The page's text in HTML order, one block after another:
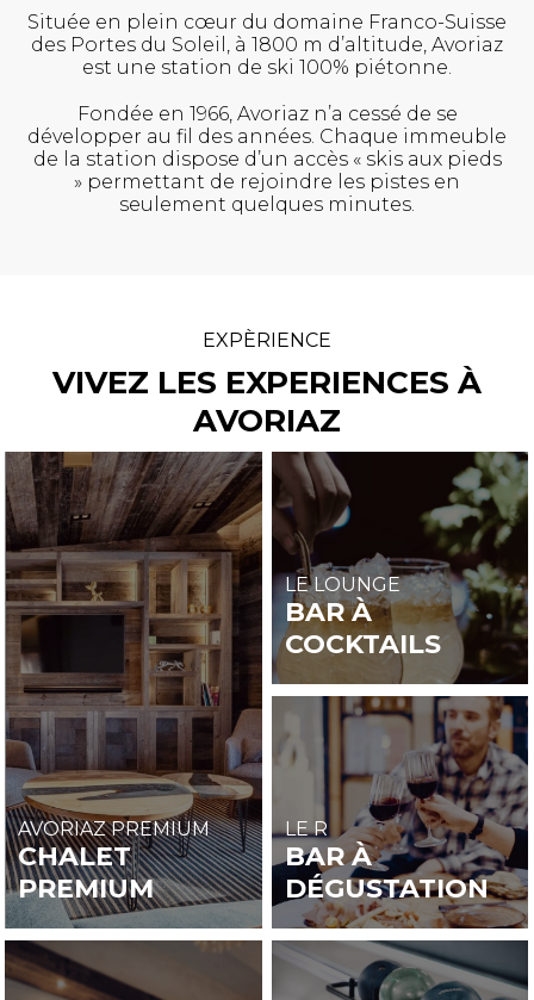
Située en plein cœur du domaine Franco-Suisse
des Portes du Soleil, à 1800 m d’altitude, Avoriaz
est une station de ski 100% piétonne.
Fondée en 1966, Avoriaz n’a cessé de se
développer au fil des années. Chaque immeuble
de la station dispose d’un accès « skis aux pieds
» permettant de rejoindre les pistes en
seulement quelques minutes.
EXPÈRIENCE
VIVEZ LES EXPERIENCES À
AVORIAZ
AVORIAZ PREMIUM
CHALET
PREMIUM
LE LOUNGE
BAR À
COCKTAILS
LE R
BAR À
DÉGUSTATION